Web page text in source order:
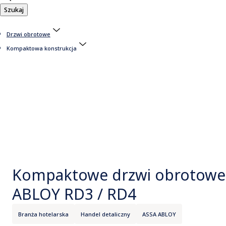
Szukaj
Drzwi obrotowe
Kompaktowa konstrukcja
Kompaktowe drzwi obrotowe
ABLOY RD3 / RD4
Branża hotelarska Handel detaliczny ASSA ABLOY